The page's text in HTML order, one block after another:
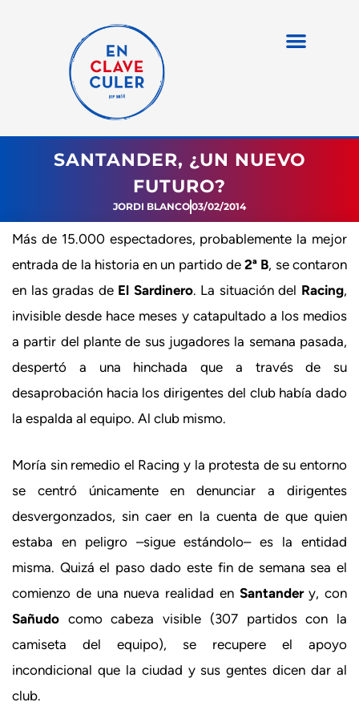
SANTANDER, ¿UN NUEVO
FUTURO?
JORDI BLANCO03/02/2014
Más de 15.000 espectadores, probablemente la mejor
entrada de la historia en un partido de2ª B, se contaron
en las gradas de El Sardinero. La situación del Racing,
invisible desde hace meses y catapultado a los medios
a partir del plante de sus jugadores la semana pasada,
despertó a una hinchada que a través de su
desaprobación hacia los dirigentes del club había dado
la espalda al equipo. Al club mismo.
Moría sin remedio el Racing y la protesta de su entorno
se centró únicamente en denunciar a dirigentes
desvergonzados, sin caer en la cuenta de que quien
estaba en peligro –sigue estándolo– es la entidad
misma. Quizá el paso dado este fin de semana sea el
comienzo de una nueva realidad en Santandery, con
Sañudo como cabeza visible (307 partidos con la
camiseta del equipo), se recupere el apoyo
incondicional que la ciudad y sus gentes dicen dar al
club.